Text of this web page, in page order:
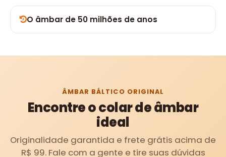
O âmbar de 50 milhões de anos
ÂMBAR BÁLTICO ORIGINAL
Encontre o colar de âmbar
ideal
Originalidade garantida e frete grátis acima de
R$ 99. Fale com a gente e tire suas dúvidas